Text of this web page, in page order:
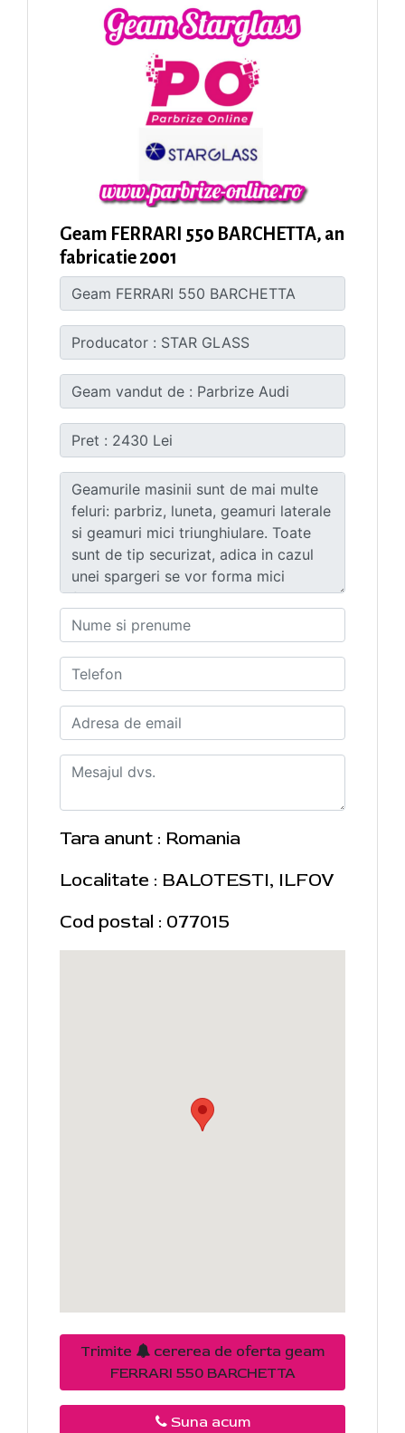
Geam FERRARI 550 BARCHETTA, an
fabricatie 2001
Tara anunt : Romania
Localitate : BALOTESTI, ILFOV
Cod postal : 077015
Trimite
cererea de oferta geam
FERRARI 550 BARCHETTA
Suna acum